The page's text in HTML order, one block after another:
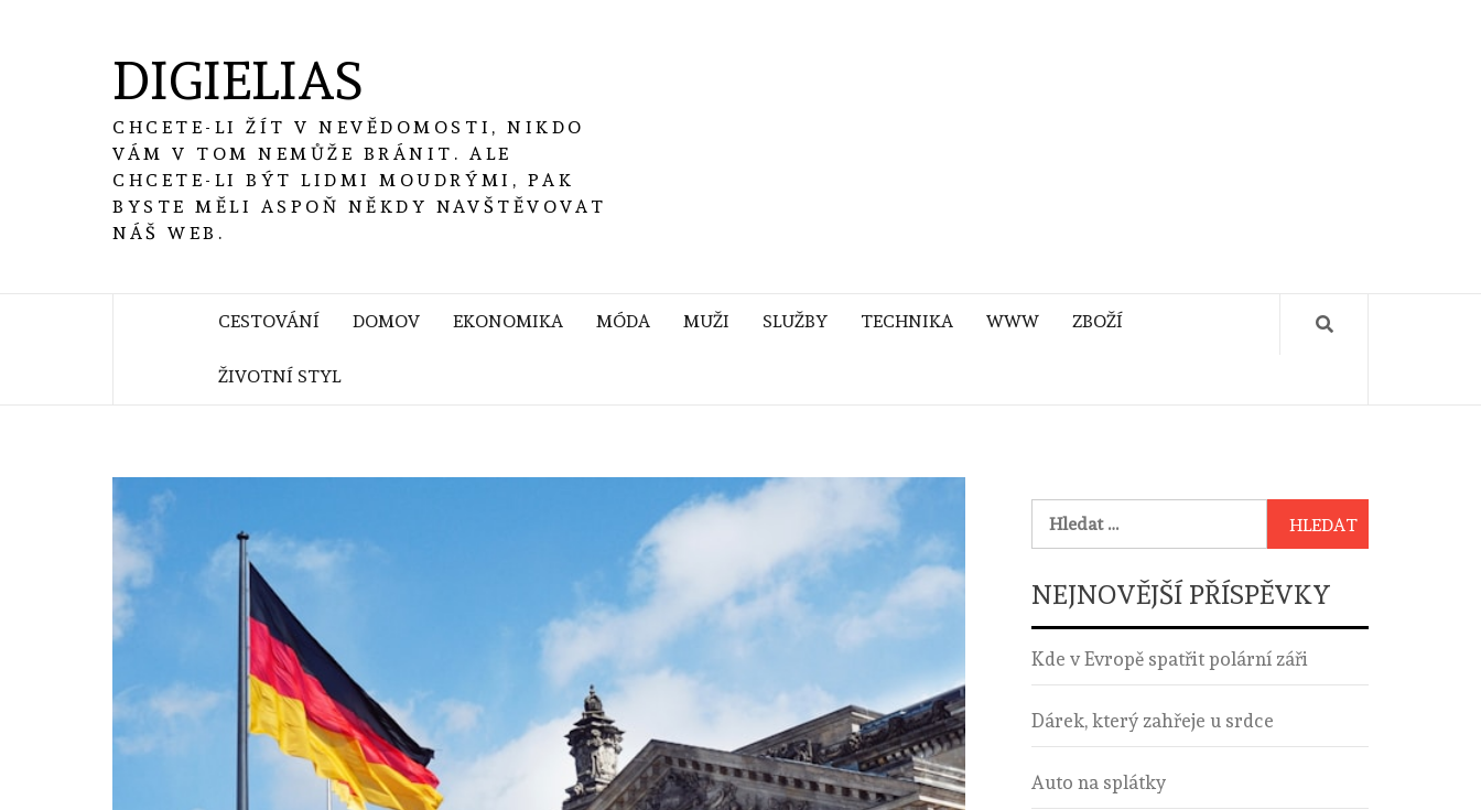
DIGIELIAS
CHCETE-LI ŽÍT V NEVĚDOMOSTI, NIKDO
VÁM V TOM NEMŮŽE BRÁNIT. ALE
CHCETE-LI BÝT LIDMI MOUDRÝMI, PAK
BYSTE MĚLI ASPOŇ NĚKDY NAVŠTĚVOVAT
NÁŠ WEB.
CESTOVÁNÍ DOMOV EKONOMIKA MÓDA MUŽI SLUŽBY TECHNIKA WWW ZBOŽÍ
ŽIVOTNÍ STYL
Vyhledávání
NEJNOVĚJŠÍ PŘÍSPĚVKY
Kde v Evropě spatřit polární záři
Dárek, který zahřeje u srdce
Auto na splátky